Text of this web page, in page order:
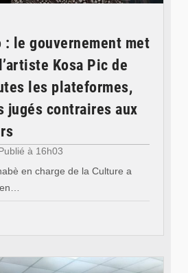
: le gouvernement met
Kosa Pic de
les plateformes,
jugés contraires aux
à 16h03
en charge de la Culture a